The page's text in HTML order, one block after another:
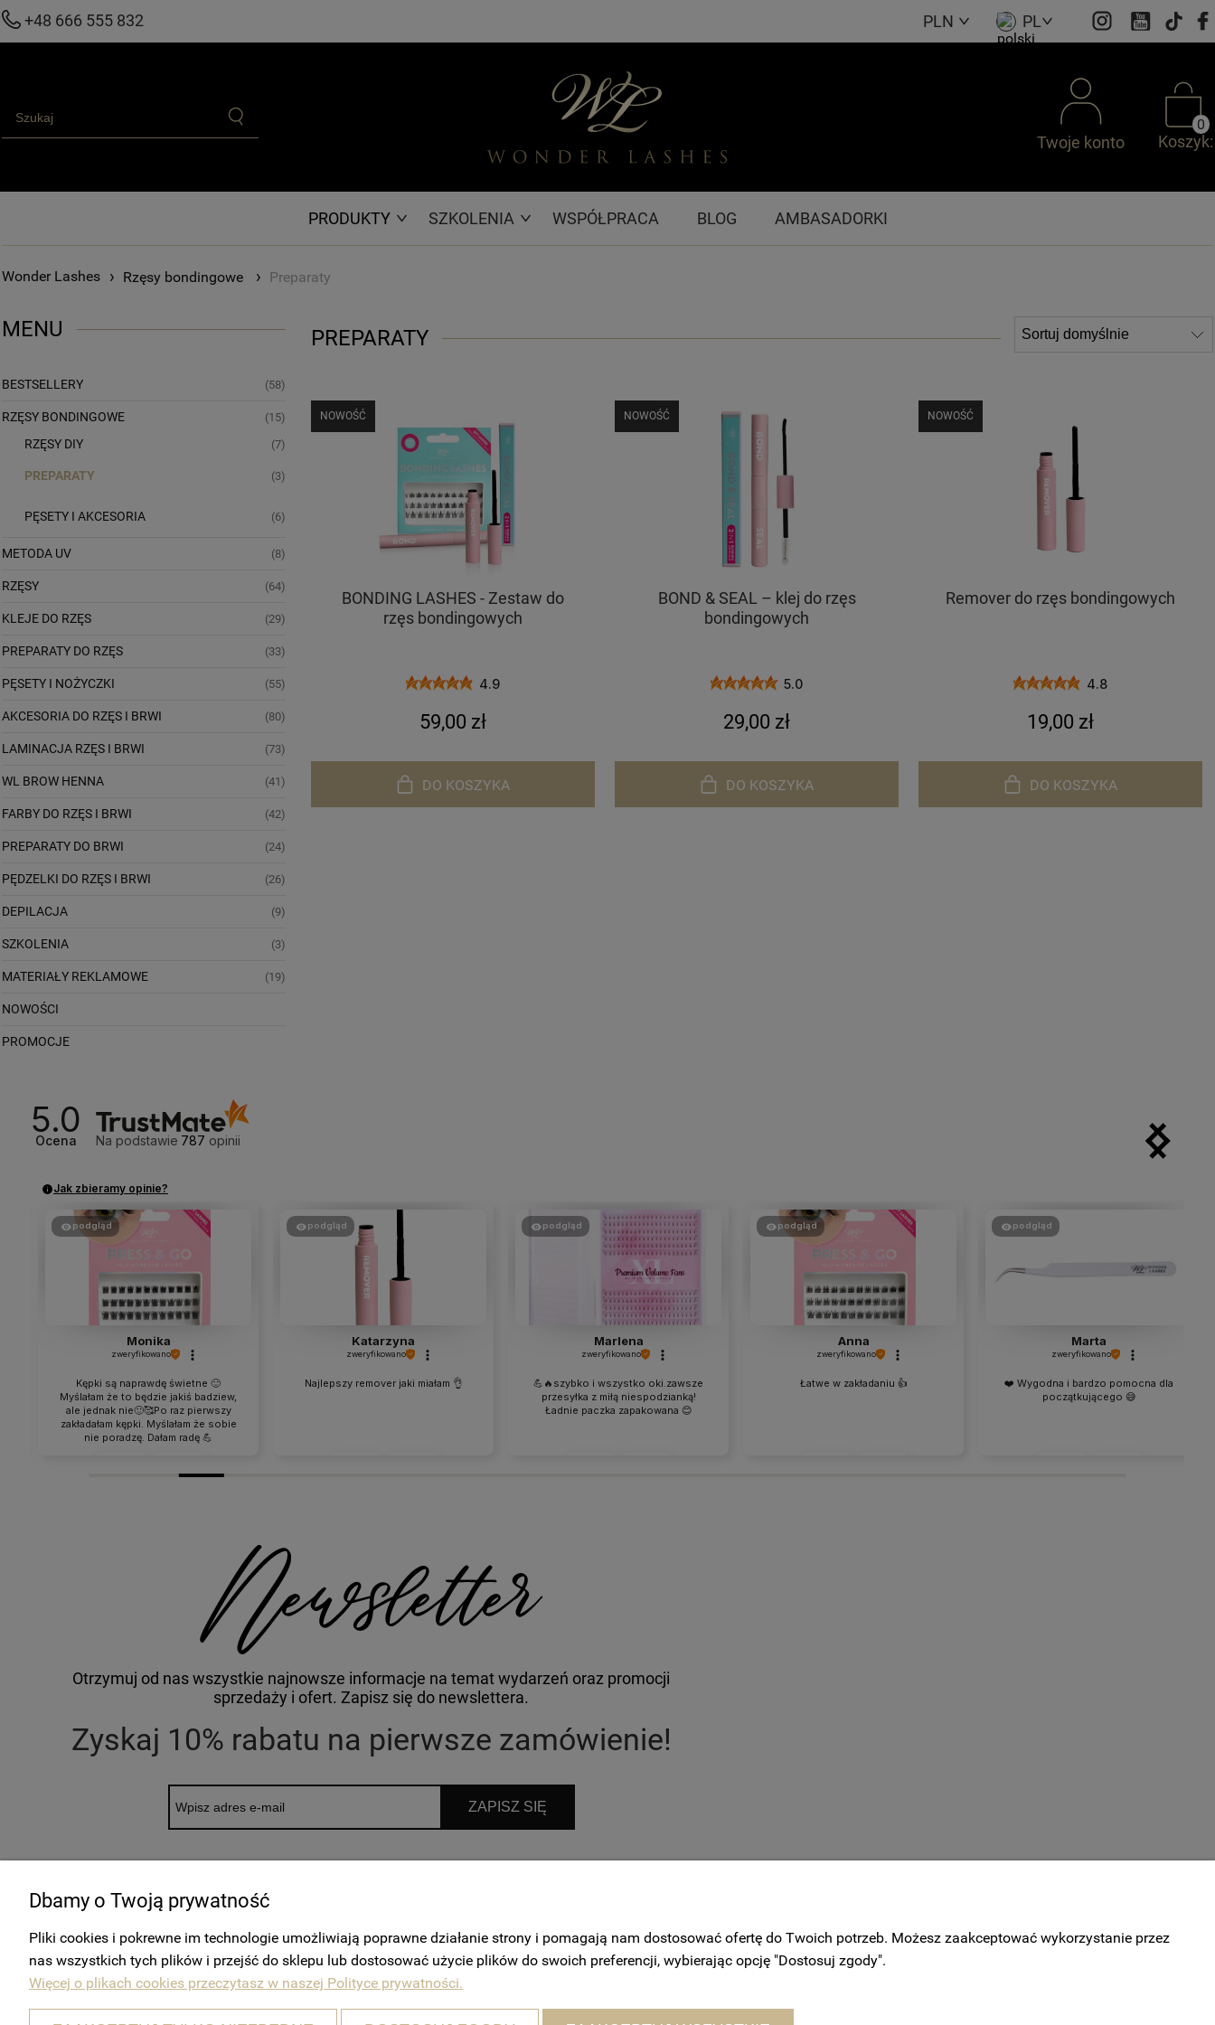
+48 666 555 832 PLN PL
Twoje konto Koszyk:
0
PRODUKTY SZKOLENIA WSPÓŁPRACA BLOG AMBASADORKI
› Rzęsy bondingowe › Preparaty
MENU
BESTSELLERY (58)
RZĘSY BONDINGOWE (15)
RZĘSY DIY (7)
PREPARATY (3)
PĘSETY I AKCESORIA (6)
METODA UV (8)
RZĘSY (64)
KLEJE DO RZĘS (29)
PREPARATY DO RZĘS (33)
PĘSETY I NOŻYCZKI (55)
AKCESORIA DO RZĘS I BRWI (80)
LAMINACJA RZĘS I BRWI (73)
WL BROW HENNA (41)
FARBY DO RZĘS I BRWI (42)
PREPARATY DO BRWI (24)
PĘDZELKI DO RZĘS I BRWI (26)
DEPILACJA (9)
SZKOLENIA (3)
MATERIAŁY REKLAMOWE (19)
NOWOŚCI
PROMOCJE
PREPARATY
BONDING LASHES - Zestaw do
rzęs bondingowych
4.9
59,00 zł
DO KOSZYKA
NOWOŚĆ
BOND & SEAL – klej do rzęs
bondingowych
5.0
29,00 zł
DO KOSZYKA
NOWOŚĆ
Remover do rzęs bondingowych
4.8
19,00 zł
DO KOSZYKA
NOWOŚĆ
5.0
Ocena Na podstawie 787 opinii
Jak zbieramy opinie?
podgląd
Monika
zweryfikowano
Kępki są naprawdę świetne 🙂
Myślałam że to będzie jakiś badziew,
ale jednak nie🙂🥰Po raz pierwszy
zakładałam kępki. Myślałam że sobie
nie poradzę. Dałam radę 💪
Spokojnie przemyłam oczy..spałam
podgląd
Katarzyna
zweryfikowano
Najlepszy remover jaki miałam 👌
podgląd
Marlena
zweryfikowano
💪🔥szybko i wszystko oki.zawsze
przesyłka z miłą niespodzianką!
Ładnie paczka zapakowana 😊
podgląd
Anna
zweryfikowano
Łatwe w zakładaniu 👍️
podgląd
Marta
zweryfikowano
❤️ Wygodna i bardzo pomocna dla
początkującego 😅
Otrzymuj od nas wszystkie najnowsze informacje na temat wydarzeń oraz promocji
sprzedaży i ofert. Zapisz się do newslettera.
Zyskaj 10% rabatu na pierwsze zamówienie!
ZAPISZ SIĘ
Administratora na wskazany przeze mnie adres e-mail. Zgoda może zostać cofnięta w każdej chwili, więcej informacji:
MOJE KONTO
DOSTAWA I PŁATNOŚĆ
Dbamy o Twoją prywatność
Pliki cookies i pokrewne im technologie umożliwiają poprawne działanie strony i pomagają nam dostosować ofertę do Twoich potrzeb. Możesz zaakceptować wykorzystanie przez
nas wszystkich tych plików i przejść do sklepu lub dostosować użycie plików do swoich preferencji, wybierając opcję "Dostosuj zgody".
Więcej o plikach cookies przeczytasz w naszej Polityce prywatności.